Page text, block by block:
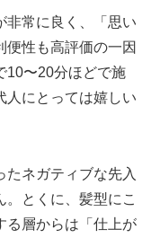
非常に良く、「思い
便性も高評価の一因
10〜20分ほどで施
人にとっては嬉しい
たネガティブな先入
とくに、髪型にこ
る層からは「仕上が